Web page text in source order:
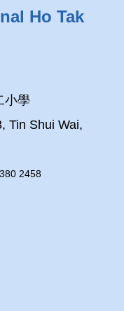
Ho Tak
小學
Tin Shui Wai,
2458